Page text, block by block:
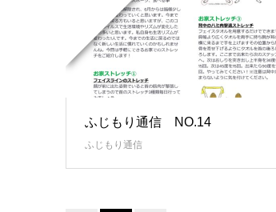
ふじもり通信 NO.14
ふじもり通信